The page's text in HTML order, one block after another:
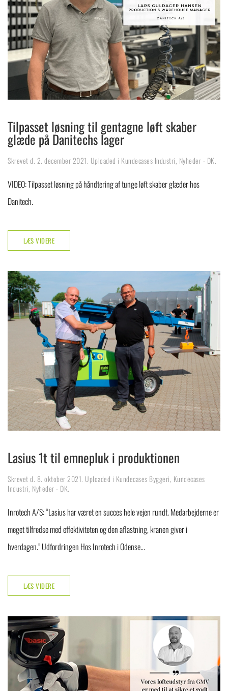
Tilpasset løsning til gentagne løft skaber
glæde på Danitechs lager
Skrevet d. 2. december 2021. Uploaded i Kundecases Industri, Nyheder - DK.
VIDEO: Tilpasset løsning på håndtering af tunge løft skaber glæder hos
Danitech.
LÆS VIDERE
Lasius 1t til emnepluk i produktionen
Skrevet d. 8. oktober 2021. Uploaded i Kundecases Byggeri, Kundecases
Industri, Nyheder - DK.
Inrotech A/S: “Lasius har været en succes hele vejen rundt. Medarbejderne er
meget tilfredse med effektiviteten og den aflastning, kranen giver i
hverdagen.” Udfordringen Hos Inrotech i Odense...
LÆS VIDERE